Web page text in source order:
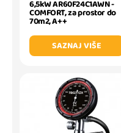
6,5kW AR60F24C1AWN -
COMFORT, za prostor do
70m2, A++
SAZNAJ VIŠE